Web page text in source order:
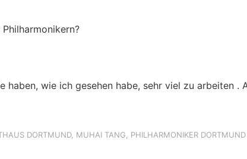
haben, wie ich gesehen habe, sehr viel zu arbeiten
DORTMUND, MUHAI TANG PHILHARMONIKER DORTMUND